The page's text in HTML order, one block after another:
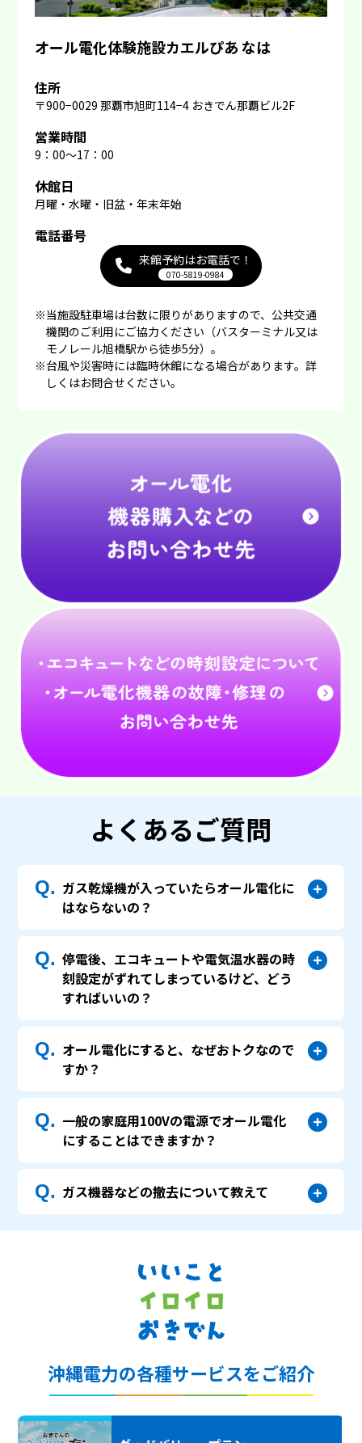
オール電化体験施設カエルぴあ なは
住所
〒900−0029 那覇市旭町114−4 おきでん那覇ビル2F
営業時間
9：00～17：00
休館日
月曜・水曜・旧盆・年末年始
電話番号
来館予約はお電話で！
070-5819-0984
※当施設駐車場は台数に限りがありますので、公共交通
機関のご利用にご協力ください（バスターミナル又は
モノレール旭橋駅から徒歩5分）。
※台風や災害時には臨時休館になる場合があります。詳
しくはお問合せください。
よくあるご質問
Q. ガス乾燥機が入っていたらオール電化に
はならないの？
Q. 停電後、エコキュートや電気温水器の時
刻設定がずれてしまっているけど、どう
すればいいの？
Q. オール電化にすると、なぜおトクなので
すか？
Q. 一般の家庭用100Vの電源でオール電化
にすることはできますか？
Q. ガス機器などの撤去について教えて
沖縄電力の各種サービスをご紹介